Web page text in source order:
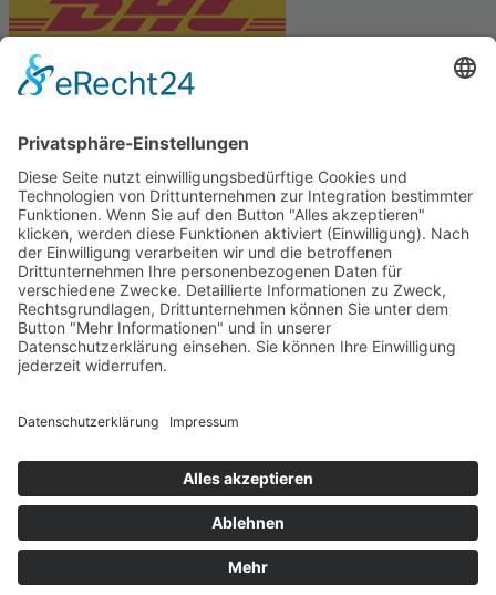
Tekal – Textile Lebensqualität
Exklusive moderne & Orientteppiche
Feuerwerk XXL
Pyrotechnik online bestellen
© Stadtmühle Waldenbuch 2026
und Mühlenprodukte ·
Cookie-Einstellungen
Alle Preise inkl. der gesetzlichen MwSt.
Die durchgestrichenen Preise entsprechen dem bisherigen Preis in